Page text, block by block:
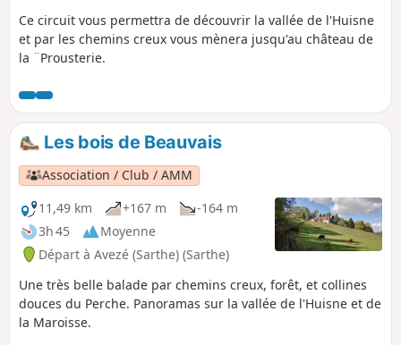
Ce circuit vous permettra de découvrir la vallée de l'Huisne
et par les chemins creux vous mènera jusqu'au château de
la ¨Prousterie.
Les bois de Beauvais
Association / Club / AMM
11,49 km
+167 m
-164 m
3h 45
Moyenne
Départ à Avezé (Sarthe) (Sarthe)
Une très belle balade par chemins creux, forêt, et collines
douces du Perche. Panoramas sur la vallée de l'Huisne et de
la Maroisse.